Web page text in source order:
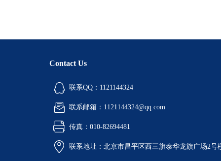
Contact Us
联系QQ：1121144324
联系邮箱：1121144324@qq.com
传真：010-82694481
联系地址：北京市昌平区西三旗泰华龙旗广场2号